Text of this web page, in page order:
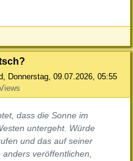
, Donnerstag, 09.07.2026, 05:55
dass die Sonne im
untergeht. Würde
und das auf seiner
veröffentlichen,